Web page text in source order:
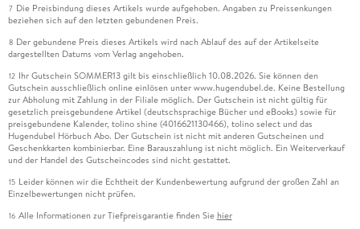
7 Die Preisbindung dieses Artikels wurde aufgehoben. Angaben zu Preissenkungen
beziehen sich auf den letzten gebundenen Preis.
8 Der gebundene Preis dieses Artikels wird nach Ablauf des auf der Artikelseite
dargestellten Datums vom Verlag angehoben.
12 Ihr Gutschein SOMMER13 gilt bis einschließlich 10.08.2026. Sie können den
Gutschein ausschließlich online einlösen unter www.hugendubel.de. Keine Bestellung
zur Abholung mit Zahlung in der Filiale möglich. Der Gutschein ist nicht gültig für
gesetzlich preisgebundene Artikel (deutschsprachige Bücher und eBooks) sowie für
preisgebundene Kalender, tolino shine (4016621130466), tolino select und das
Hugendubel Hörbuch Abo. Der Gutschein ist nicht mit anderen Gutscheinen und
Geschenkkarten kombinierbar. Eine Barauszahlung ist nicht möglich. Ein Weiterverkauf
und der Handel des Gutscheincodes sind nicht gestattet.
15 Leider können wir die Echtheit der Kundenbewertung aufgrund der großen Zahl an
Einzelbewertungen nicht prüfen.
16 Alle Informationen zur Tiefpreisgarantie finden Sie hier